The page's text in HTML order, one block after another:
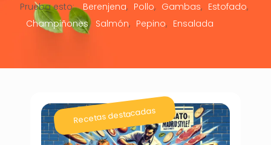
Prueba esto: Berenjena Pollo Gambas
Estofado
Champiñones
Salmón Pepino Ensalada
Recetas destacadas